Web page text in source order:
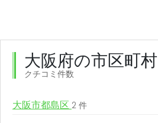
大阪府の市区町村
クチコミ件数
大阪市都島区 2 件